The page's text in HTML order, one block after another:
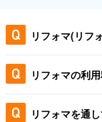
リフォマ(リフ
リフォマの利
リフォマを通